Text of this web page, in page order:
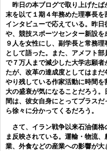
昨日の本ブログで取り上げたば
末を以て１期４年務めた理事長
インタビューで応えている。昨
や、競技スポーツセンター新設
９人を女性にし、副学長と常務
として語った。また、アメフト
で７万人まで減少した大学志願
たが、改革の達成度としてはま
やり残している作家活動に時間
大の盛衰が気になることだろう
間は、彼女自身にとってプラス
ら徐々に分かってくるだろう。
さて、イラン戦争以来石油価格
ま反映されている。運輸・物流
業、外食などの産業への影響が